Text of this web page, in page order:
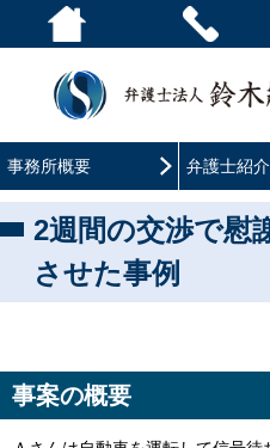
事務所概要 弁護士紹介
2週間の交渉で慰
させた事例
事案の概要